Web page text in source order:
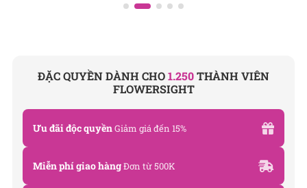
ĐẶC QUYỀN DÀNH CHO1.250THÀNH VIÊN
FLOWERSIGHT
Ưu đãi độc quyềnGiảm giá đến 15%
Miễn phí giao hàngĐơn từ 500K